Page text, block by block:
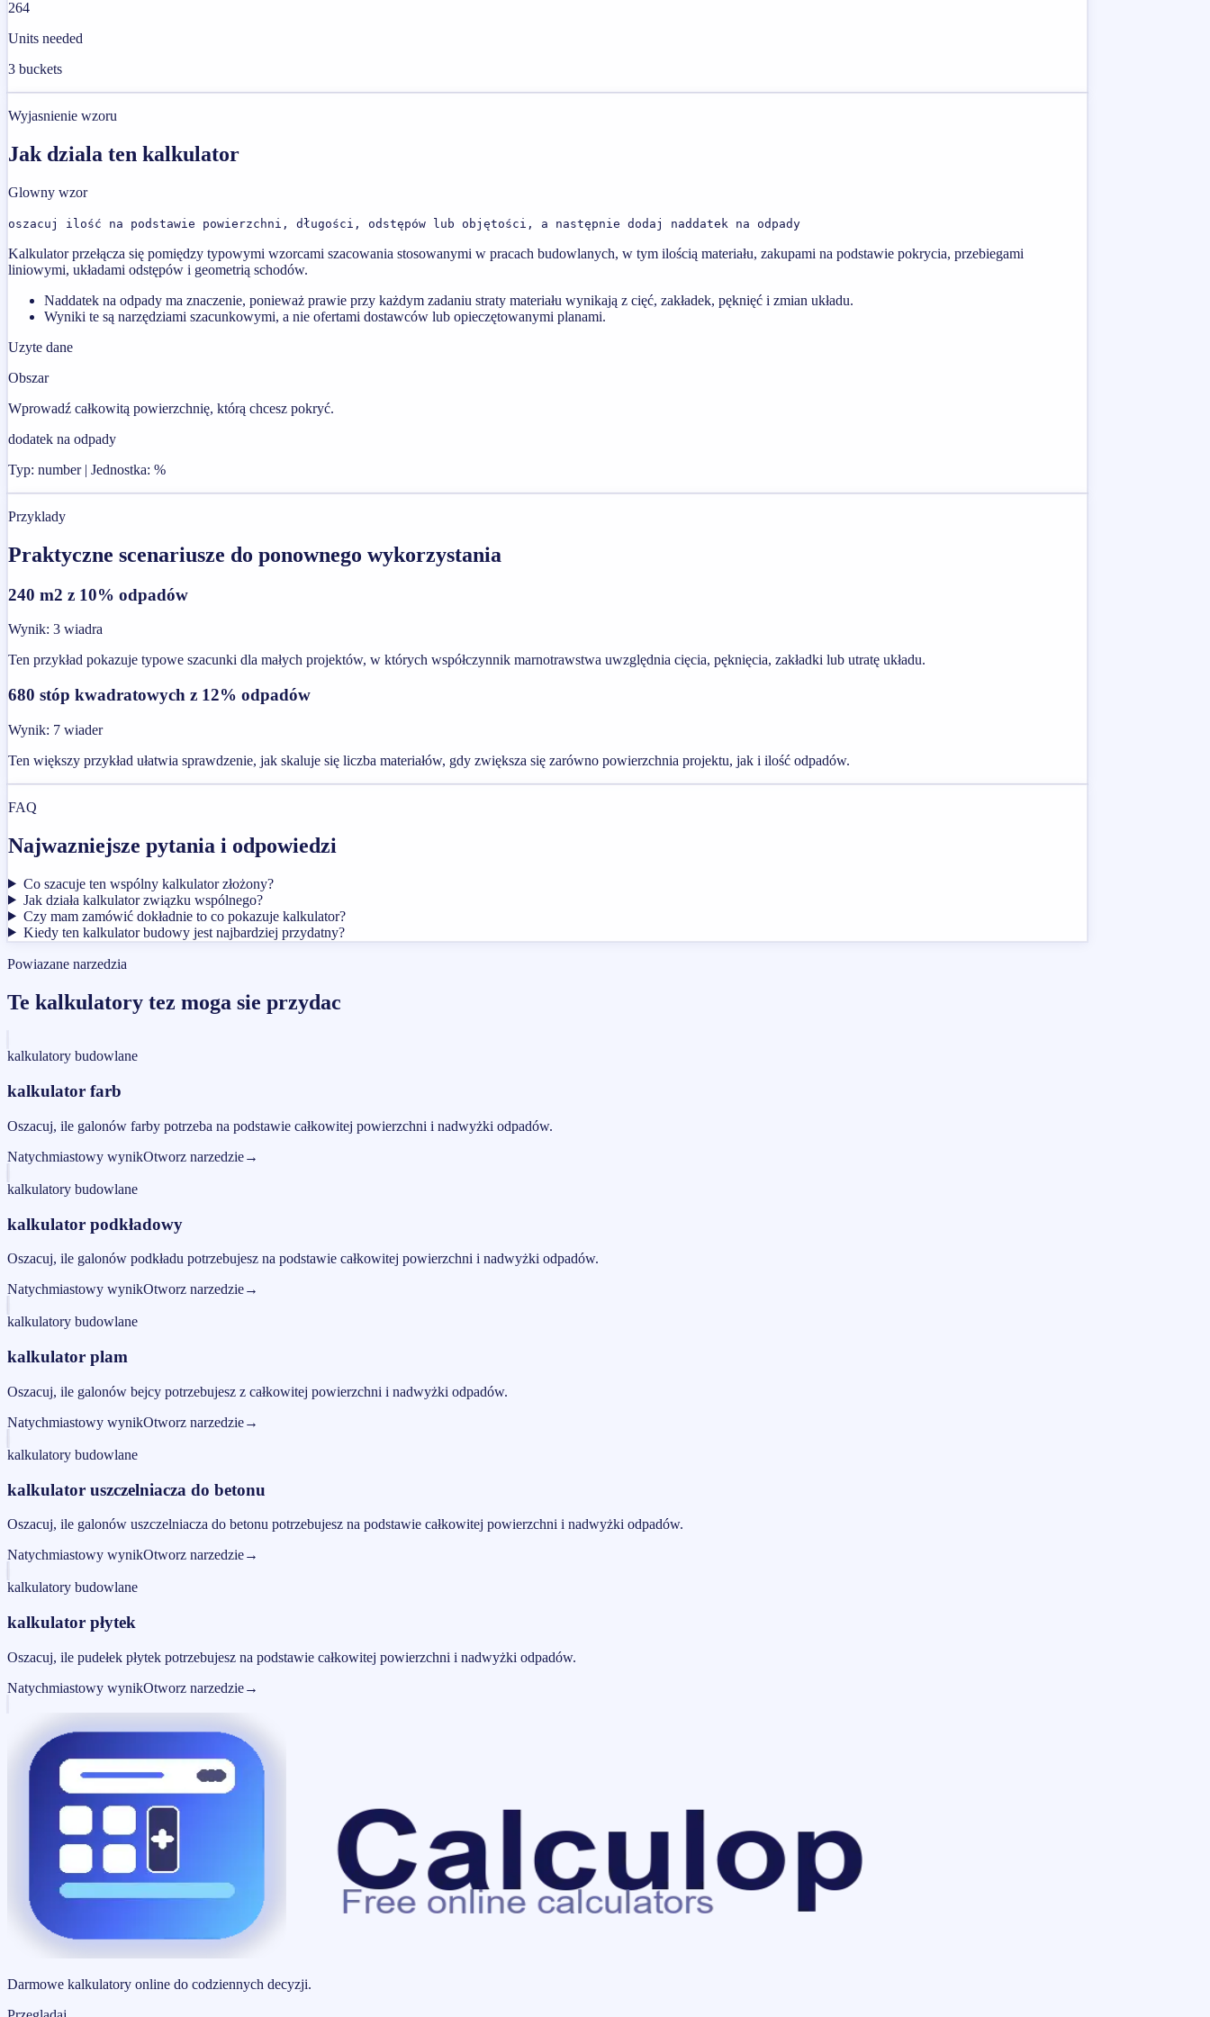
264
Units needed
3 buckets
Wyjasnienie wzoru
Jak dziala ten kalkulator
Glowny wzor
oszacuj ilość na podstawie powierzchni, długości, odstępów lub objętości, a następnie dodaj naddatek na odpady
Kalkulator przełącza się pomiędzy typowymi wzorcami szacowania stosowanymi w pracach budowlanych, w tym ilością materiału, zakupami na podstawie pokrycia, przebiegami
liniowymi, układami odstępów i geometrią schodów.
Naddatek na odpady ma znaczenie, ponieważ prawie przy każdym zadaniu straty materiału wynikają z cięć, zakładek, pęknięć i zmian układu.
Wyniki te są narzędziami szacunkowymi, a nie ofertami dostawców lub opieczętowanymi planami.
Uzyte dane
Obszar
Wprowadź całkowitą powierzchnię, którą chcesz pokryć.
dodatek na odpady
Typ: number | Jednostka: %
Przyklady
Praktyczne scenariusze do ponownego wykorzystania
240 m2 z 10% odpadów
Wynik: 3 wiadra
Ten przykład pokazuje typowe szacunki dla małych projektów, w których współczynnik marnotrawstwa uwzględnia cięcia, pęknięcia, zakładki lub utratę układu.
680 stóp kwadratowych z 12% odpadów
Wynik: 7 wiader
Ten większy przykład ułatwia sprawdzenie, jak skaluje się liczba materiałów, gdy zwiększa się zarówno powierzchnia projektu, jak i ilość odpadów.
FAQ
Najwazniejsze pytania i odpowiedzi
Co szacuje ten wspólny kalkulator złożony?
Jak działa kalkulator związku wspólnego?
Czy mam zamówić dokładnie to co pokazuje kalkulator?
Kiedy ten kalkulator budowy jest najbardziej przydatny?
Powiazane narzedzia
Te kalkulatory tez moga sie przydac
kalkulatory budowlane
kalkulator farb
Oszacuj, ile galonów farby potrzeba na podstawie całkowitej powierzchni i nadwyżki odpadów.
Natychmiastowy wynikOtworz narzedzie→
kalkulatory budowlane
kalkulator podkładowy
Oszacuj, ile galonów podkładu potrzebujesz na podstawie całkowitej powierzchni i nadwyżki odpadów.
Natychmiastowy wynikOtworz narzedzie→
kalkulatory budowlane
kalkulator plam
Oszacuj, ile galonów bejcy potrzebujesz z całkowitej powierzchni i nadwyżki odpadów.
Natychmiastowy wynikOtworz narzedzie→
kalkulatory budowlane
kalkulator uszczelniacza do betonu
Oszacuj, ile galonów uszczelniacza do betonu potrzebujesz na podstawie całkowitej powierzchni i nadwyżki odpadów.
Natychmiastowy wynikOtworz narzedzie→
kalkulatory budowlane
kalkulator płytek
Oszacuj, ile pudełek płytek potrzebujesz na podstawie całkowitej powierzchni i nadwyżki odpadów.
Natychmiastowy wynikOtworz narzedzie→
Darmowe kalkulatory online do codziennych decyzji.